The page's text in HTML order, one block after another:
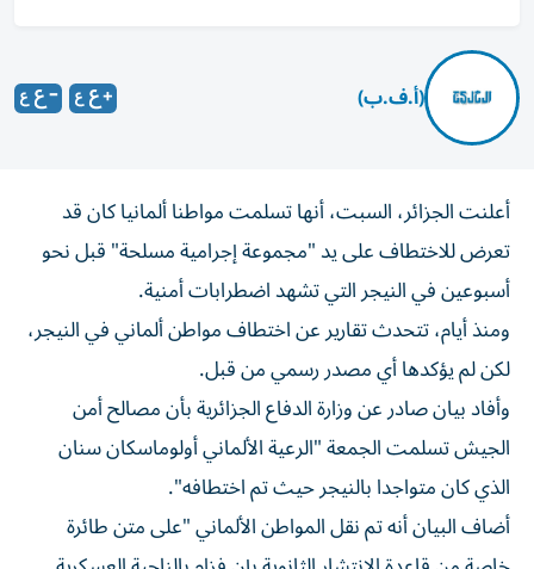
(أ.ف.ب)
أعلنت الجزائر، السبت، أنها تسلمت مواطنا ألمانيا كان قد
تعرض للاختطاف على يد "مجموعة إجرامية مسلحة" قبل نحو
أسبوعين في النيجر التي تشهد اضطرابات أمنية.
ومنذ أيام، تتحدث تقارير عن اختطاف مواطن ألماني في النيجر،
لكن لم يؤكدها أي مصدر رسمي من قبل.
وأفاد بيان صادر عن وزارة الدفاع الجزائرية بأن مصالح أمن
الجيش تسلمت الجمعة "الرعية الألماني أولوماسكان سنان
الذي كان متواجدا بالنيجر حيث تم اختطافه".
أضاف البيان أنه تم نقل المواطن الألماني "على متن طائرة